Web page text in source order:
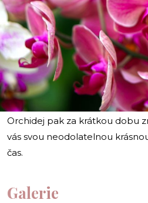
Orchidej pak za krátkou dobu
vás svou neodolatelnou
čas.
Galerie